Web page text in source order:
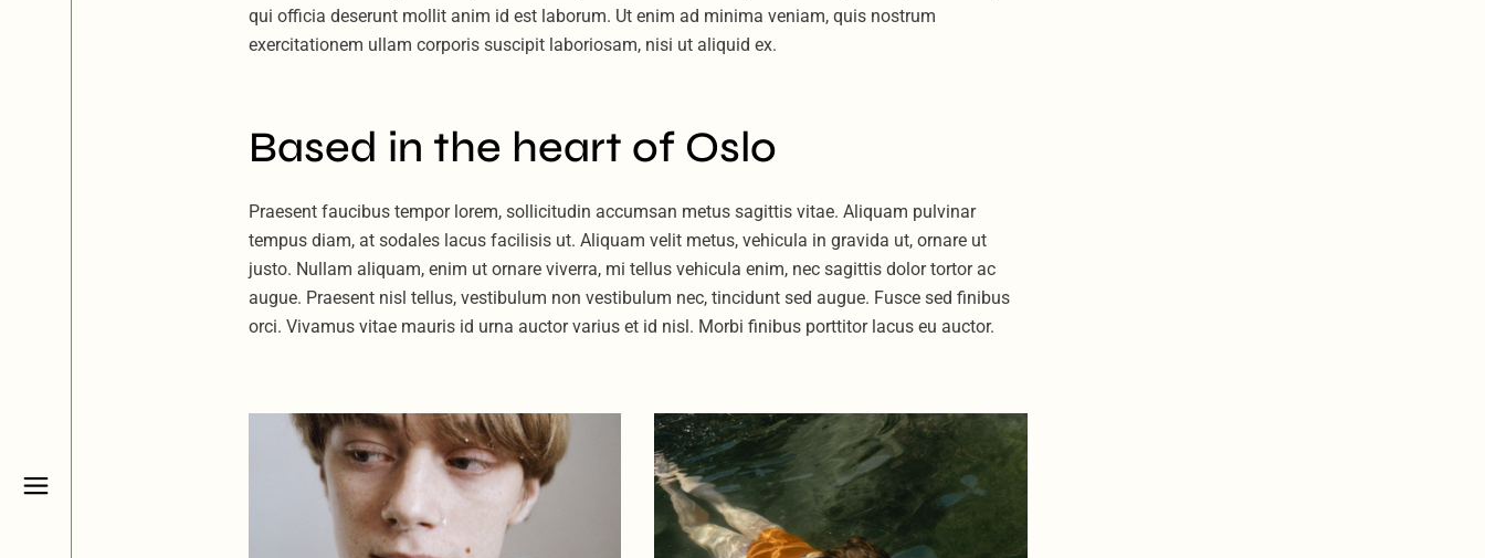
qui officia deserunt mollit anim id est laborum. Ut enim ad minima veniam, quis nostrum
exercitationem ullam corporis suscipit laboriosam, nisi ut aliquid ex.
Based in the heart of Oslo
Praesent faucibus tempor lorem, sollicitudin accumsan metus sagittis vitae. Aliquam pulvinar
tempus diam, at sodales lacus facilisis ut. Aliquam velit metus, vehicula in gravida ut, ornare ut
justo. Nullam aliquam, enim ut ornare viverra, mi tellus vehicula enim, nec sagittis dolor tortor ac
augue. Praesent nisl tellus, vestibulum non vestibulum nec, tincidunt sed augue. Fusce sed finibus
orci. Vivamus vitae mauris id urna auctor varius et id nisl. Morbi finibus porttitor lacus eu auctor.